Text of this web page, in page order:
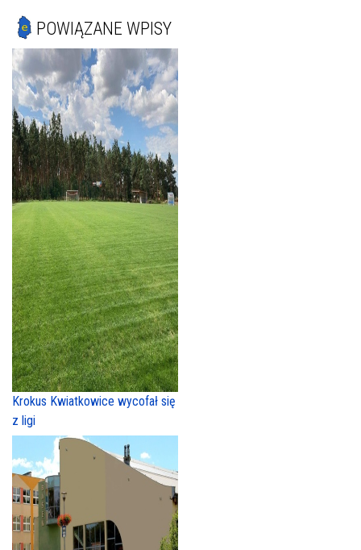
POWIĄZANE WPISY
Krokus Kwiatkowice wycofał się
z ligi